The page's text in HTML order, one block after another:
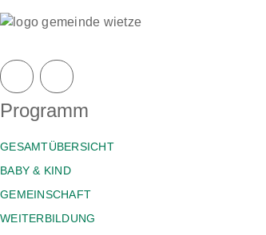
Programm
GESAMTÜBERSICHT
BABY & KIND
GEMEINSCHAFT
WEITERBILDUNG